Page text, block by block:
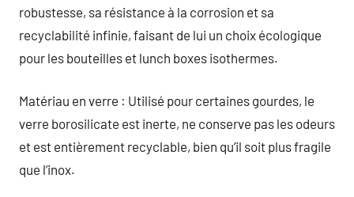
robustesse, sa résistance à la corrosion et sa
recyclabilité infinie, faisant de lui un choix écologique
pour les bouteilles et lunch boxes isothermes.
Matériau en verre : Utilisé pour certaines gourdes, le
verre borosilicate est inerte, ne conserve pas les odeurs
et est entièrement recyclable, bien qu’il soit plus fragile
que l’inox.